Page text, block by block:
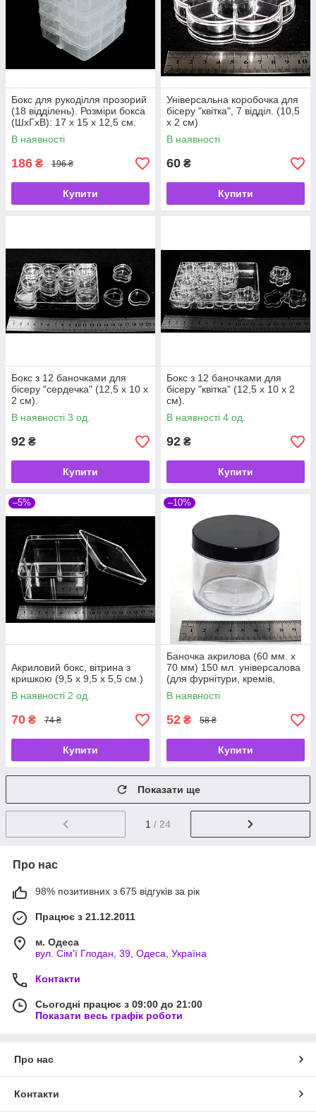
Бокс для рукоділля прозорий
(18 відділень). Розміри бокса
(ШхГхВ): 17 х 15 х 12,5 см.
В наявності
186 ₴ 196 ₴
Купити
Універсальна коробочка для
бісеру "квітка", 7 відділ. (10,5
х 2 см)
В наявності
60 ₴
Купити
Бокс з 12 баночками для
бісеру "сердечка" (12,5 х 10 х
2 см).
В наявності 3 од.
92 ₴
Купити
Бокс з 12 баночками для
бісеру "квітка" (12,5 х 10 х 2
см).
В наявності 4 од.
92 ₴
Купити
–5%
Акриловий бокс, вітрина з
кришкою (9,5 х 9,5 х 5,5 см.)
В наявності 2 од.
70 ₴ 74 ₴
Купити
–10%
Баночка акрилова (60 мм. х
70 мм) 150 мл. універсалова
(для фурнітури, кремів,
мазей, слайма)
В наявності
52 ₴ 58 ₴
Купити
Показати ще
1 / 24
Про нас
98% позитивних з 675 відгуків за рік
Працює з 21.12.2011
м. Одеса
вул. Сім'ї Глодан, 39, Одеса, Україна
Контакти
Сьогодні працює з 09:00 до 21:00
Показати весь графік роботи
Про нас
Контакти